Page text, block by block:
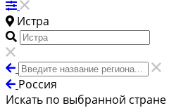
Истра
Россия
Искать по выбранной стране